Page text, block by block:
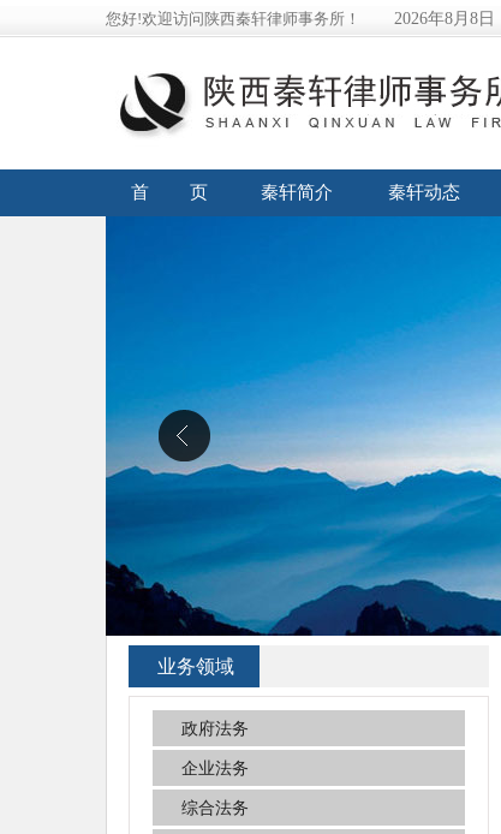
您好!欢迎访问陕西秦轩律师事务所！ 2026年8月8日
首 页 秦轩简介 秦轩动态
业务领域
政府法务
企业法务
综合法务